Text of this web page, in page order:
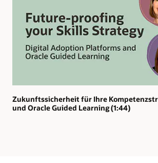
Zukunftssicherheit für Ihre
und Oracle Guided Learning (1:44)